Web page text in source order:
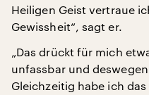
Heiligen Geist vertraue
Gewissheit“, sagt er.
„Das drückt für mich
unfassbar und
Gleichzeitig habe ich